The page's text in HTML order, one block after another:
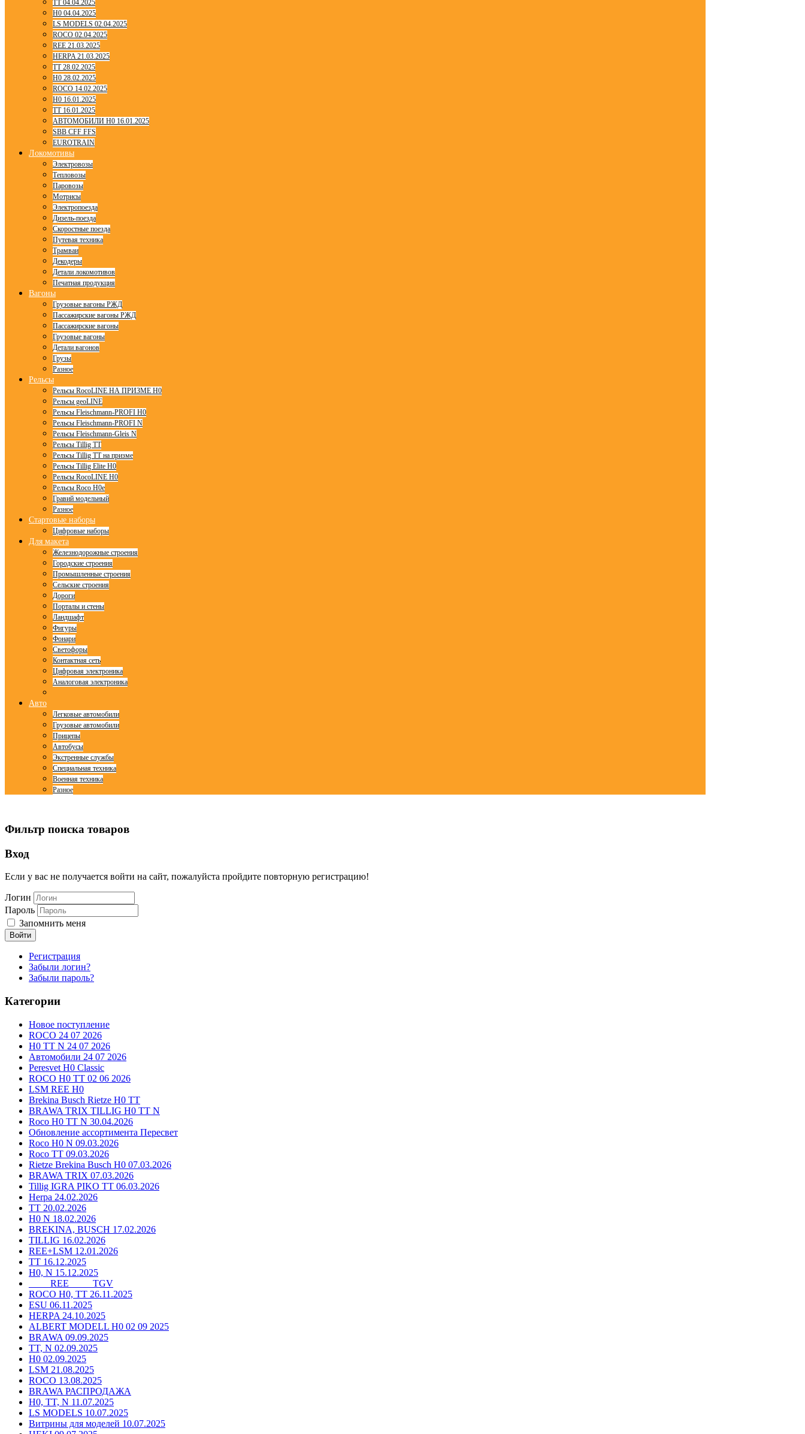
TT 04.04.2025
H0 04.04.2025
LS MODELS 02.04.2025
ROCO 02.04.2025
REE 21.03.2025
HERPA 21.03.2025
TT 28.02.2025
H0 28.02.2025
ROCO 14.02.2025
H0 16.01.2025
TT 16.01.2025
АВТОМОБИЛИ H0 16.01.2025
SBB CFF FFS
EUROTRAIN
Локомотивы
Электровозы
Тепловозы
Паровозы
Мотрисы
Электропоезда
Дизель-поезда
Скоростные поезда
Путевая техника
Трамваи
Декодеры
Детали локомотивов
Печатная продукция
Вагоны
Грузовые вагоны РЖД
Пассажирские вагоны РЖД
Пассажирские вагоны
Грузовые вагоны
Детали вагонов
Грузы
Разное
Рельсы
Рельсы RocoLINE НА ПРИЗМЕ H0
Рельсы geoLINE
Рельсы Fleischmann-PROFI H0
Рельсы Fleischmann-PROFI N
Рельсы Fleischmann-Gleis N
Рельсы Tillig TT
Рельсы Tillig TT на призме
Рельсы Tillig Elite H0
Рельсы RocoLINE H0
Рельсы Roco H0e
Гравий модельный
Разное
Стартовые наборы
Цифровые наборы
Для макета
Железнодорожные строения
Городские строения
Промышленные строения
Сельские строения
Дороги
Порталы и стены
Ландшафт
Фигуры
Фонари
Светофоры
Контактная сеть
Цифровая электроника
Аналоговая электроника
Авто
Легковые автомобили
Грузовые автомобили
Прицепы
Автобусы
Экстренные службы
Специальная техника
Военная техника
Разное
Фильтр поиска товаров
Вход
Если у вас не получается войти на сайт, пожалуйста пройдите повторную регистрацию!
Логин
Пароль
Запомнить меня
Войти
Регистрация
Забыли логин?
Забыли пароль?
Категории
Новое поступление
ROCO 24 07 2026
H0 TT N 24 07 2026
Автомобили 24 07 2026
Peresvet H0 Classic
ROCO H0 TT 02 06 2026
LSM REE H0
Brekina Busch Rietze H0 TT
BRAWA TRIX TILLIG H0 TT N
Roco H0 TT N 30.04.2026
Обновление ассортимента Пересвет
Roco H0 N 09.03.2026
Roco TT 09.03.2026
Rietze Brekina Busch H0 07.03.2026
BRAWA TRIX 07.03.2026
Tillig IGRA PIKO TT 06.03.2026
Herpa 24.02.2026
TT 20.02.2026
H0 N 18.02.2026
BREKINA, BUSCH 17.02.2026
TILLIG 16.02.2026
REE+LSM 12.01.2026
TT 16.12.2025
H0, N 15.12.2025
____ REE ____ TGV
ROCO H0, TT 26.11.2025
ESU 06.11.2025
HERPA 24.10.2025
ALBERT MODELL H0 02 09 2025
BRAWA 09.09.2025
TT, N 02.09.2025
H0 02.09.2025
LSM 21.08.2025
ROCO 13.08.2025
BRAWA РАСПРОДАЖА
H0, TT, N 11.07.2025
LS MODELS 10.07.2025
Витрины для моделей 10.07.2025